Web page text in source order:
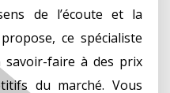
de l’écoute et la
ce spécialiste
faire à des prix
du marché. Vous